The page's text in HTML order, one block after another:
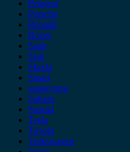
Peugeot
Porsche
Renault
Rover
Saab
Seat
Skoda
Smart
ssangyong
Subaru
Suzuki
Tesla
Toyota
Volkswagen